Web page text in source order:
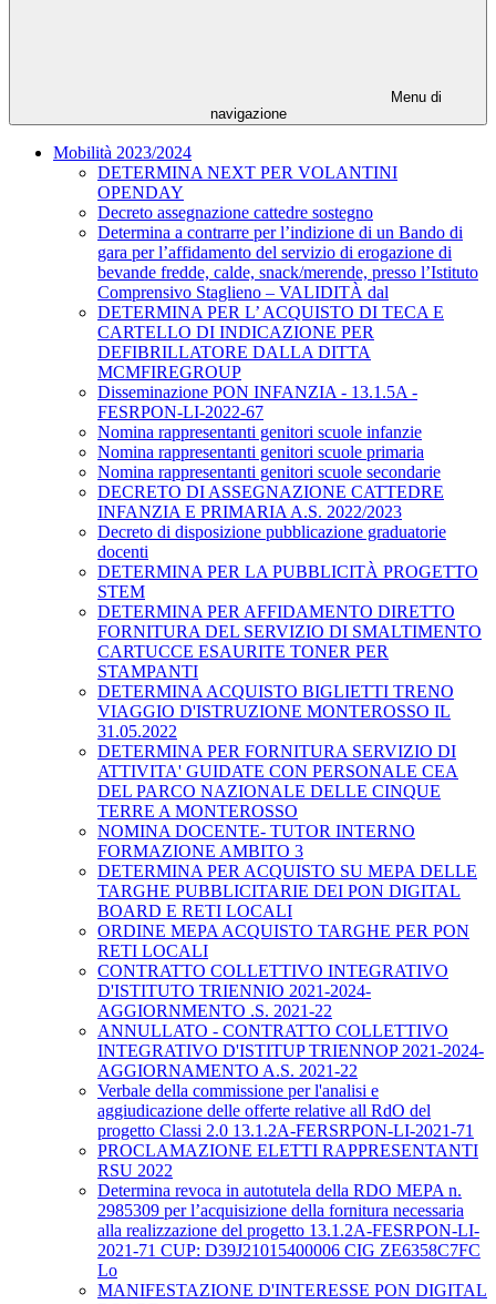
Menu di
navigazione
Mobilità 2023/2024
DETERMINA NEXT PER VOLANTINI
OPENDAY
Decreto assegnazione cattedre sostegno
Determina a contrarre per l’indizione di un Bando di
gara per l’affidamento del servizio di erogazione di
bevande fredde, calde, snack/merende, presso l’Istituto
Comprensivo Staglieno – VALIDITÀ dal
DETERMINA PER L’ ACQUISTO DI TECA E
CARTELLO DI INDICAZIONE PER
DEFIBRILLATORE DALLA DITTA
MCMFIREGROUP
Disseminazione PON INFANZIA - 13.1.5A -
FESRPON-LI-2022-67
Nomina rappresentanti genitori scuole infanzie
Nomina rappresentanti genitori scuole primaria
Nomina rappresentanti genitori scuole secondarie
DECRETO DI ASSEGNAZIONE CATTEDRE
INFANZIA E PRIMARIA A.S. 2022/2023
Decreto di disposizione pubblicazione graduatorie
docenti
DETERMINA PER LA PUBBLICITÀ PROGETTO
STEM
DETERMINA PER AFFIDAMENTO DIRETTO
FORNITURA DEL SERVIZIO DI SMALTIMENTO
CARTUCCE ESAURITE TONER PER
STAMPANTI
DETERMINA ACQUISTO BIGLIETTI TRENO
VIAGGIO D'ISTRUZIONE MONTEROSSO IL
31.05.2022
DETERMINA PER FORNITURA SERVIZIO DI
ATTIVITA' GUIDATE CON PERSONALE CEA
DEL PARCO NAZIONALE DELLE CINQUE
TERRE A MONTEROSSO
NOMINA DOCENTE- TUTOR INTERNO
FORMAZIONE AMBITO 3
DETERMINA PER ACQUISTO SU MEPA DELLE
TARGHE PUBBLICITARIE DEI PON DIGITAL
BOARD E RETI LOCALI
ORDINE MEPA ACQUISTO TARGHE PER PON
RETI LOCALI
CONTRATTO COLLETTIVO INTEGRATIVO
D'ISTITUTO TRIENNIO 2021-2024-
AGGIORNMENTO .S. 2021-22
ANNULLATO - CONTRATTO COLLETTIVO
INTEGRATIVO D'ISTITUP TRIENNOP 2021-2024-
AGGIORNAMENTO A.S. 2021-22
Verbale della commissione per l'analisi e
aggiudicazione delle offerte relative all RdO del
progetto Classi 2.0 13.1.2A-FERSRPON-LI-2021-71
PROCLAMAZIONE ELETTI RAPPRESENTANTI
RSU 2022
Determina revoca in autotutela della RDO MEPA n.
2985309 per l’acquisizione della fornitura necessaria
alla realizzazione del progetto 13.1.2A-FESRPON-LI-
2021-71 CUP: D39J21015400006 CIG ZE6358C7FC
Lo
MANIFESTAZIONE D'INTERESSE PON DIGITAL